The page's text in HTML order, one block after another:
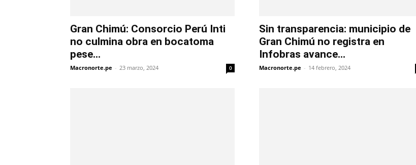
Gran Chimú: Consorcio Perú Inti
no culmina obra en bocatoma
pese...
Macronorte.pe - 23 marzo, 2024 0
Sin transparencia: municipio de
Gran Chimú no registra en
Infobras avance...
Macronorte.pe - 14 febrero, 2024